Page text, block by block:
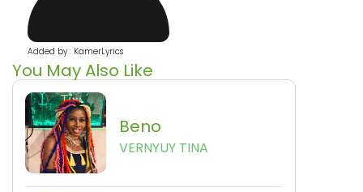
Added by : KamerLyrics
You May Also Like
Beno
VERNYUY TINA